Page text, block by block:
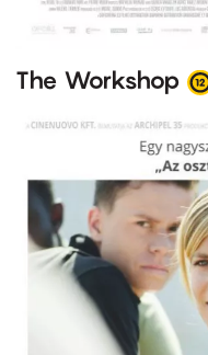
The Workshop